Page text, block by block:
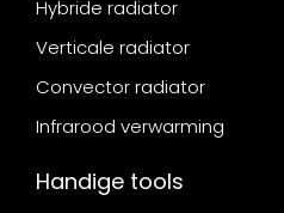
Hybride radiator
Verticale radiator
Convector radiator
Infrarood verwarming
Handige tools